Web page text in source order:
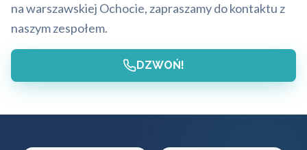
na warszawskiej Ochocie, zapraszamy do kontaktu z
naszym zespołem.
DZWOŃ!